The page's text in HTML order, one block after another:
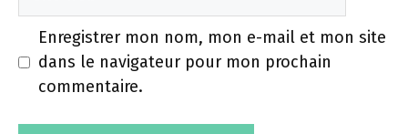
Enregistrer mon nom, mon e-mail et mon site
dans le navigateur pour mon prochain
commentaire.